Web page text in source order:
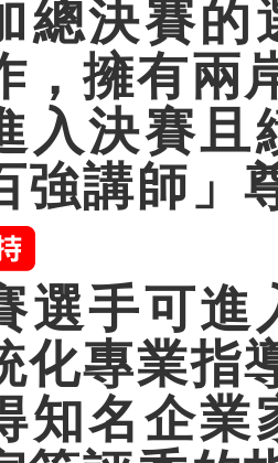
總決賽的
，擁有兩
入決賽且
強講師」
選手可進
化專業指
知名企業